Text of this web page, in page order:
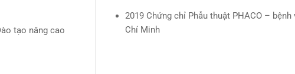
tạo nâng cao
2019 Chứng chỉ Phẫu thuật PHACO –
Chí Minh